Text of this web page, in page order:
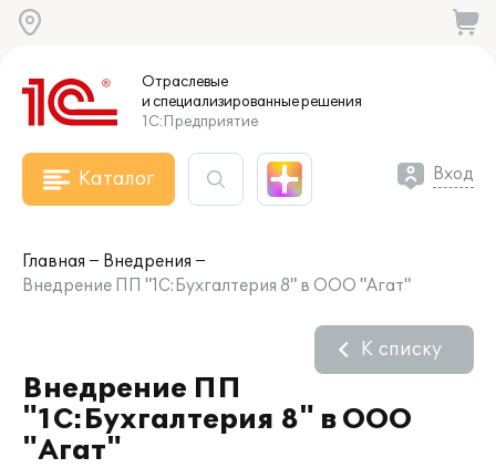
Отраслевые
и специализированныерешения
1С:Предприятие
Каталог Вход
Главная
Внедрения
Внедрение ПП "1С:Бухгалтерия 8" в ООО "Агат"
Внедрение ПП
"1С:Бухгалтерия 8" в ООО
"Агат"
К списку